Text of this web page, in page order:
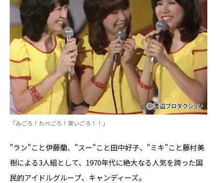
「みごろ！たべごろ！笑いごろ！！」
"ラン"こと伊藤蘭、"スー"こと田中好子、"ミキ"こと藤村美
樹による3人組として、1970年代に絶大なる人気を誇った国
民的アイドルグループ、キャンディーズ。